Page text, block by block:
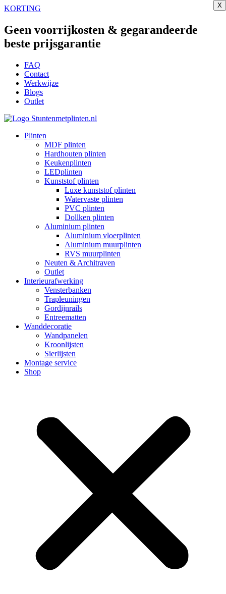
Ga
de
inhoud
KORTING
Geen voorrijkosten & gegarandeerde
beste prijsgarantie
FAQ
Contact
Werkwijze
Blogs
Outlet
Plinten
MDF plinten
Hardhouten plinten
Keukenplinten
LEDplinten
Kunststof plinten
Luxe kunststof plinten
Watervaste plinten
PVC plinten
Dollken plinten
Aluminium plinten
Aluminium vloerplinten
Aluminium muurplinten
RVS muurplinten
Neuten & Architraven
Outlet
Interieurafwerking
Vensterbanken
Trapleuningen
Gordijnrails
Entreematten
Wanddecoratie
Wandpanelen
Kroonlijsten
Sierlijsten
Montage service
Shop
X
X
X
X
X
X
X
X
X
X